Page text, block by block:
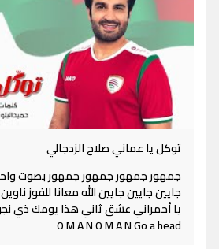
توكل يا عماني صلاح الزدجالي
جمهور جمهور جمهور جمهور بصوت
جايين جايين جايين الله معانا للفوز
يا أحمراني عشق ثاني هذا يومك ذي
O M A N O M A N Go a head